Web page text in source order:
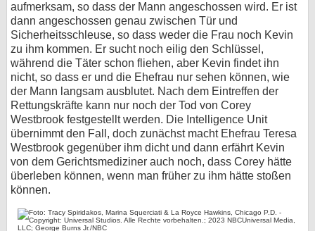
aufmerksam, so dass der Mann angeschossen wird. Er ist
dann angeschossen genau zwischen Tür und
Sicherheitsschleuse, so dass weder die Frau noch Kevin
zu ihm kommen. Er sucht noch eilig den Schlüssel,
während die Täter schon fliehen, aber Kevin findet ihn
nicht, so dass er und die Ehefrau nur sehen können, wie
der Mann langsam ausblutet. Nach dem Eintreffen der
Rettungskräfte kann nur noch der Tod von Corey
Westbrook festgestellt werden. Die Intelligence Unit
übernimmt den Fall, doch zunächst macht Ehefrau Teresa
Westbrook gegenüber ihm dicht und dann erfährt Kevin
von dem Gerichtsmediziner auch noch, dass Corey hätte
überleben können, wenn man früher zu ihm hätte stoßen
können.
Desktop-Ansicht
myFanbase